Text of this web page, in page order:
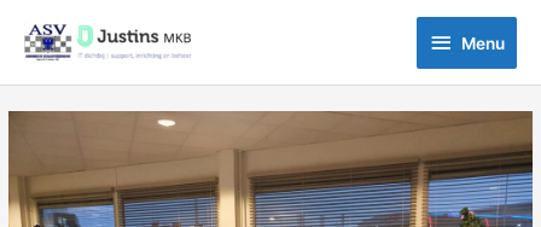
naar
inhoud
Menu
Menu